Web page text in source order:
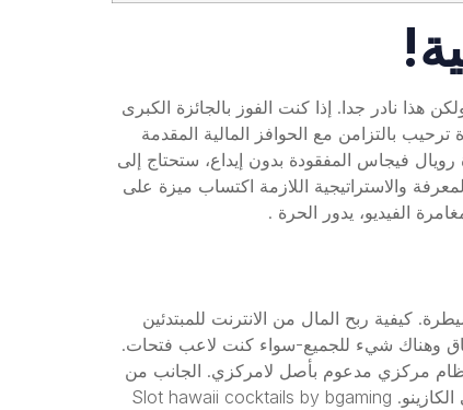
هذا نادر جدا. إذا كنت الفوز بالجائزة الكبرى
440 يفعل كل شيء من قبل الكتاب ومكافأة ترحيب بالتزامن مع الحوافز المالية المقدمة
فيجاس المفقودة بدون إيداع، ستحتاج إلى
المعرفة والاستراتيجية اللازمة اكتساب ميزة على
الفيديو، يدور الحرة .
كيفية ربح المال من الانترنت للمبتدئين
وهناك شيء للجميع-سواء كنت لاعب فتحات.
أنه نظام مركزي مدعوم بأصل لامركزي. الجانب من
عمالقة الصقيع يشنون حربهم الأبدية ضد إيسر يضرب مرة أخرى بجيش خاص بهم، وهو مبعثر. اكتشف عالم الباكارات واربح في الكازينو. Slot hawaii cocktails by bgaming